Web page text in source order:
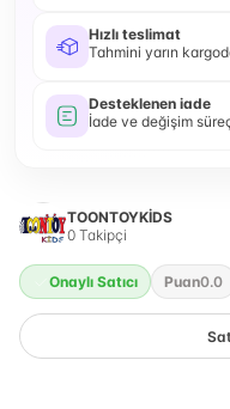
Hızlı teslimat
Tahmini yarın
Desteklenen iade
İade ve değişim
TOONTOYKİDS
0 Takipçi
Onaylı Satıcı Puan0.0